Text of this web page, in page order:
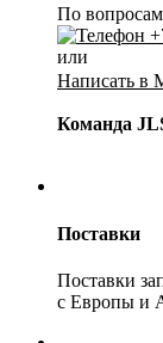
По вопросам
или
Написать
Команда
Поставки
Поставки
с Европы и